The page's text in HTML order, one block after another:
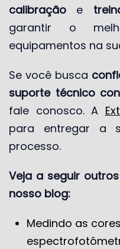
calibração e
garantir o
equipamentos na
Se você busca
suporte técnico
fale conosco. A
para entregar a
processo.
Veja a seguir
nosso blog:
Medindo as